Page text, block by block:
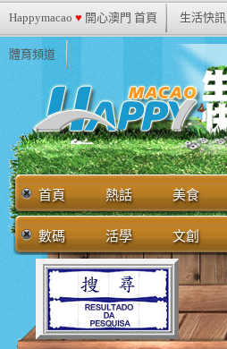
Happymacao ♥ 開心澳門 首頁 生活快訊
體育頻道
首頁 熱話 美食
數碼 活學 文創